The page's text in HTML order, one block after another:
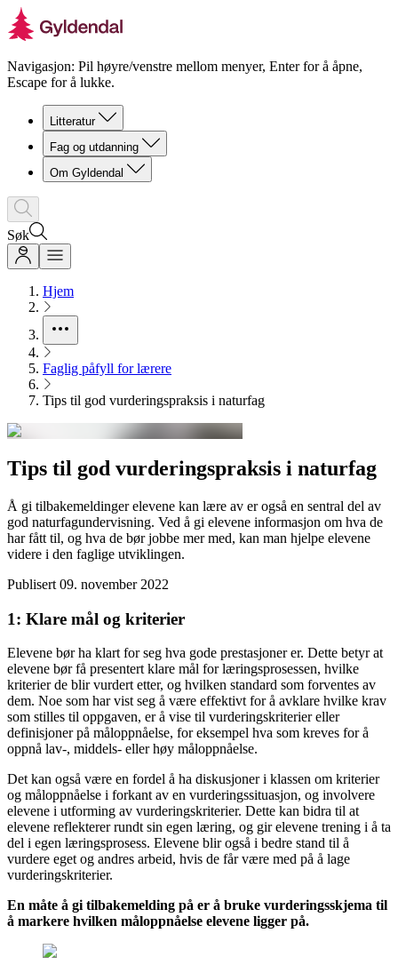
Navigasjon: Pil høyre/venstre mellom menyer, Enter for å åpne,
Escape for å lukke.
Litteratur
Fag og utdanning
Om Gyldendal
Søk
Hjem
Faglig påfyll for lærere
Tips til god vurderingspraksis i naturfag
Tips til god vurderingspraksis i naturfag
Å gi tilbakemeldinger elevene kan lære av er også en sentral del av
god naturfagundervisning. Ved å gi elevene informasjon om hva de
har fått til, og hva de bør jobbe mer med, kan man hjelpe elevene
videre i den faglige utviklingen.
Publisert 09. november 2022
1: Klare mål og kriterier
Elevene bør ha klart for seg hva gode prestasjoner er. Dette betyr at
elevene bør få presentert klare mål for læringsprosessen, hvilke
kriterier de blir vurdert etter, og hvilken standard som forventes av
dem. Noe som har vist seg å være effektivt for å avklare hvilke krav
som stilles til oppgaven, er å vise til vurderingskriterier eller
definisjoner på måloppnåelse, for eksempel hva som kreves for å
oppnå lav-, middels- eller høy måloppnåelse.
Det kan også være en fordel å ha diskusjoner i klassen om kriterier
og måloppnåelse i forkant av en vurderingssituasjon, og involvere
elevene i utforming av vurderingskriterier. Dette kan bidra til at
elevene reflekterer rundt sin egen læring, og gir elevene trening i å ta
del i egen læringsprosess. Elevene blir også i bedre stand til å
vurdere eget og andres arbeid, hvis de får være med på å lage
vurderingskriterier.
En måte å gi tilbakemelding på er å bruke vurderingsskjema til
å markere hvilken måloppnåelse elevene ligger på.